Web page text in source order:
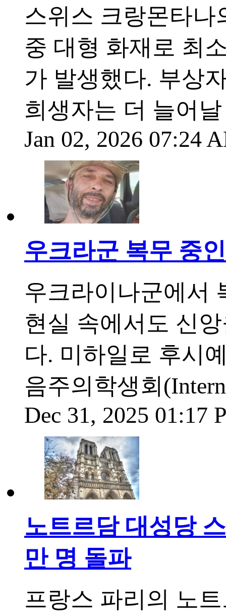
스위스 크랑몬타나
중 대형 화재로 최
가 발생했다. 부상
희생자는 더 늘어
Jan 02, 2026 07:24
우크라군 복무 중
우크라이나군에서
현실 속에서도 신
다. 미하일로 후시
음주의학생회
Dec 31, 2025 01:17
노트르담 대성당
만 명 돌파
프랑스 파리의 노